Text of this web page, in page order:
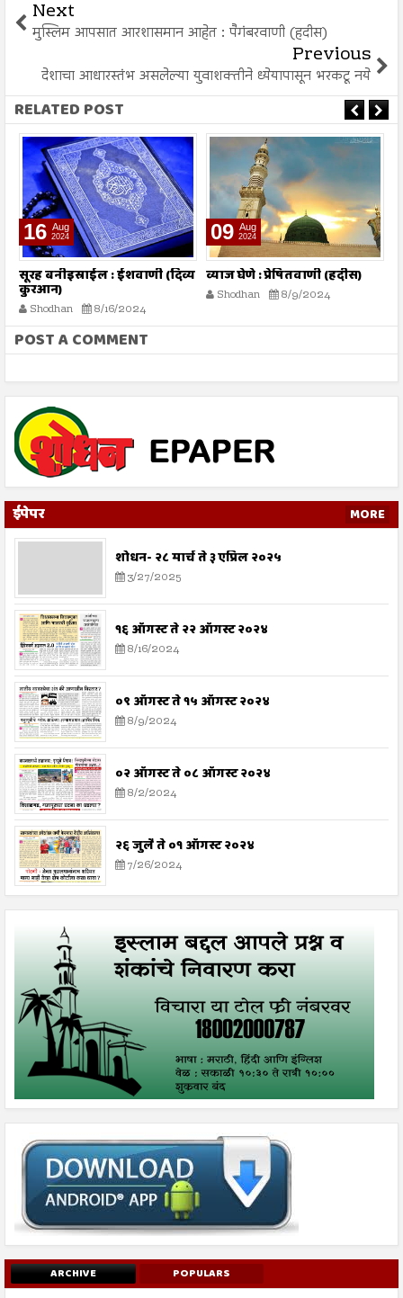
Next
मुस्लिम आपसात आरशासमान आहेत : पैगंबरवाणी (हदीस)
Previous
देशाचा आधारस्तंभ असलेल्या युवाशक्तीने ध्येयापासून भरकटू नये
RELATED POST
16 Aug
2024
सूरह बनीइस्राईल : ईशवाणी (दिव्य
कुरआन)
Shodhan 8/16/2024
09 Aug
2024
व्याज घेणे : प्रेषितवाणी (हदीस)
Shodhan 8/9/2024
POST A COMMENT
ईपेपर MORE
शोधन- २८ मार्च ते ३ एप्रिल २०२५
3/27/2025
१६ ऑगस्ट ते २२ ऑगस्ट २०२४
8/16/2024
०९ ऑगस्ट ते १५ ऑगस्ट २०२४
8/9/2024
०२ ऑगस्ट ते ०८ ऑगस्ट २०२४
8/2/2024
२६ जुलै ते ०१ ऑगस्ट २०२४
7/26/2024
ARCHIVE POPULARS